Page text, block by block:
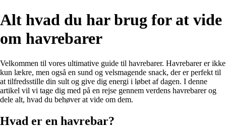
Alt hvad du har brug for at vide
om havrebarer
Velkommen til vores ultimative guide til havrebarer. Havrebarer er ikke
kun lækre, men også en sund og velsmagende snack, der er perfekt til
at tilfredsstille din sult og give dig energi i løbet af dagen. I denne
artikel vil vi tage dig med på en rejse gennem verdens havrebarer og
dele alt, hvad du behøver at vide om dem.
Hvad er en havrebar?